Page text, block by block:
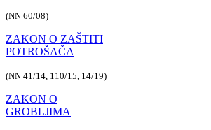
(NN 60/08)
ZAKON O ZAŠTITI
POTROŠAČA
(NN 41/14, 110/15, 14/19)
ZAKON O
GROBLJIMA